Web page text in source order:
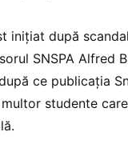
inițiat după
SNSPA Alfred
ce publicația
studente